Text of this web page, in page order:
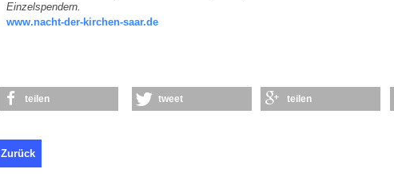
Einzelspendern.
www.nacht-der-kirchen-saar.de
teilen tweet teilen
Zurück